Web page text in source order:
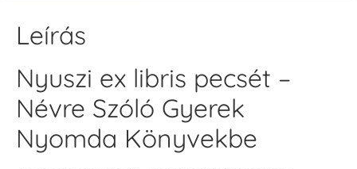
Leírás
Nyuszi ex libris pecsét –
Névre Szóló Gyerek
Nyomda Könyvekbe